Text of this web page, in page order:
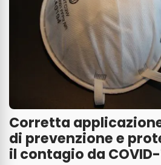
Corretta
di prevenzione e
il contagio da COVID-